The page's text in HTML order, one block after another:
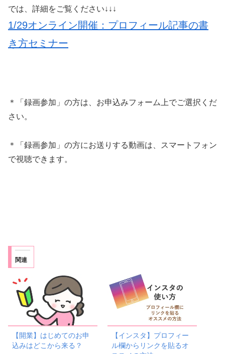
では、詳細をご覧ください↓↓↓
1/29オンライン開催：プロフィール記事の書
き方セミナー
＊「録画参加」の方は、お申込みフォーム上でご選択くだ
さい。
＊「録画参加」の方にお送りする動画は、スマートフォン
で視聴できます。
関連
【開業】はじめてのお申
込みはどこから来る？
【インスタ】プロフィー
ル欄からリンクを貼るオ